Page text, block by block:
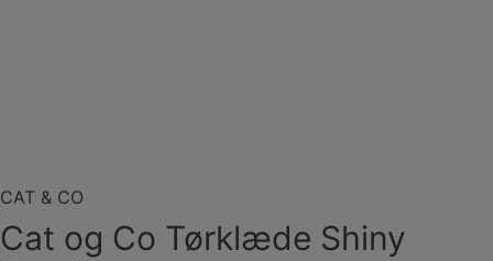
CAT & CO
Cat og Co Tørklæde Shiny